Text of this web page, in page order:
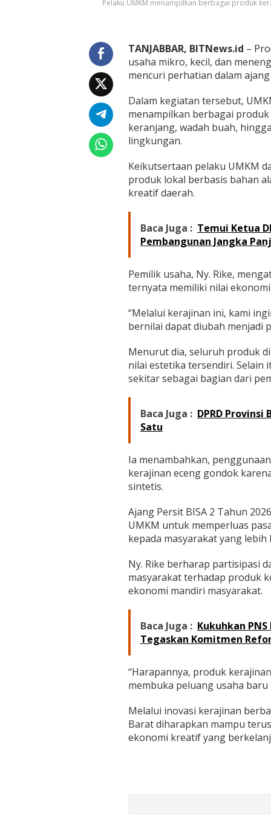
i
S
A
2
T
h
u
2
0
6
”
Pelaku UMKM menampilkan berbagai produk
TANJABBAR, BITNews.id –
usaha mikro, kecil, dan
mencuri perhatian dalam
Dalam kegiatan tersebut,
menampilkan berbagai
keranjang, wadah buah,
lingkungan.
Keikutsertaan pelaku UMKM
produk lokal berbasis bahan
kreatif daerah.
Baca Juga : Temui Ketua
Pembangunan Jangka
Pemilik usaha, Ny. Rike,
ternyata memiliki nilai
“Melalui kerajinan ini, kami
bernilai dapat diubah menjadi
Menurut dia, seluruh produk
nilai estetika tersendiri. Selain
sekitar sebagai bagian dari
Baca Juga : DPRD
Satu
Ia menambahkan,
kerajinan eceng gondok
sintetis.
Ajang Persit BISA 2 Tahun
UMKM untuk memperluas
kepada masyarakat yang lebih
Ny. Rike berharap partisipasi
masyarakat terhadap produk
ekonomi mandiri masyarakat.
Baca Juga : Kukuhkan
Tegaskan Komitmen
“Harapannya, produk
membuka peluang usaha baru
Melalui inovasi kerajinan
Barat diharapkan mampu
ekonomi kreatif yang